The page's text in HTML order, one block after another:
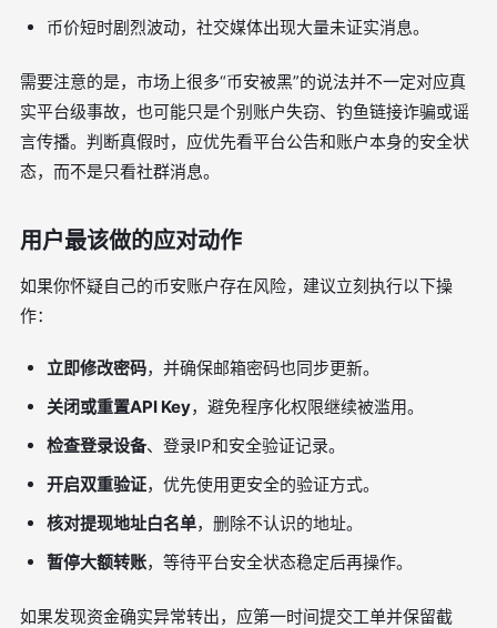
币价短时剧烈波动，社交媒体出现大量未证实消息。
需要注意的是，市场上很多“币安被黑”的说法并不一定对应真
实平台级事故，也可能只是个别账户失窃、钓鱼链接诈骗或谣
言传播。判断真假时，应优先看平台公告和账户本身的安全状
态，而不是只看社群消息。
用户最该做的应对动作
如果你怀疑自己的币安账户存在风险，建议立刻执行以下操
作：
立即修改密码，并确保邮箱密码也同步更新。
关闭或重置API Key，避免程序化权限继续被滥用。
检查登录设备、登录IP和安全验证记录。
开启双重验证，优先使用更安全的验证方式。
核对提现地址白名单，删除不认识的地址。
暂停大额转账，等待平台安全状态稳定后再操作。
如果发现资金确实异常转出，应第一时间提交工单并保留截